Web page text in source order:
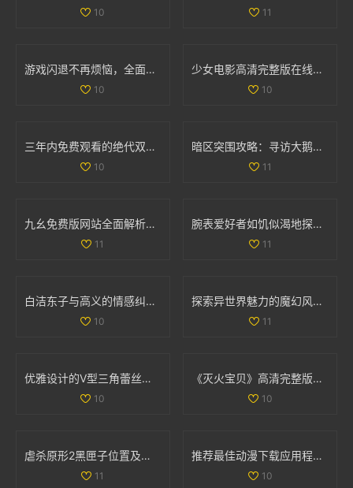
10 11
游戏闪退不再烦恼，全面解析处理技巧与方法
10
少女电影高清完整版在线免费观看，畅享视觉盛宴
10
三年内免费观看的绝代双骄电影和动漫大全汇总
10
暗区突围攻略：寻访大鹅农场首领位置详解
11
九幺免费版网站全面解析nbaoffice68ios功能与使用体验
11
腕表爱好者如饥似渴地探索la.vorace品牌魅力与精品
11
白洁东子与高义的情感纠葛与生活轨迹探讨
10
探索异世界魅力的魔幻风格手游排行榜与推荐游戏
11
优雅设计的V型三角蕾丝内裤，舒适与魅力并存的完美选择
10
《灭火宝贝》高清完整版在线观影全攻略与资源分享
10
虐杀原形2黑匣子位置及坐标详细解析与分布图分享
11
推荐最佳动漫下载应用程序，尽享精彩动漫世界
10